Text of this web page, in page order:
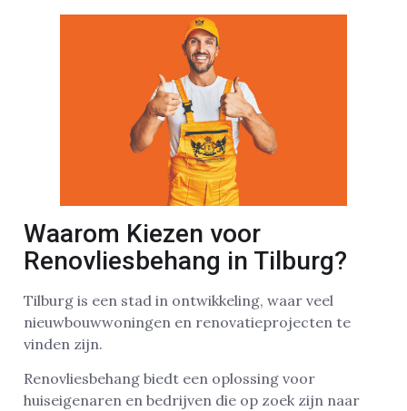
Waarom Kiezen voor
Renovliesbehang in Tilburg?
Tilburg is een stad in ontwikkeling, waar veel
nieuwbouwwoningen en renovatieprojecten te
vinden zijn.
Renovliesbehang biedt een oplossing voor
huiseigenaren en bedrijven die op zoek zijn naar